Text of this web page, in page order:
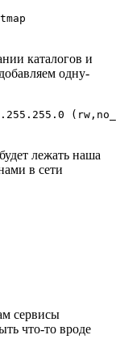
каталогов и
одну-
лежать наша
в сети
сервисы
что-то вроде